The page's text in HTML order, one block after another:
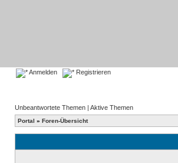
Anmelden Registrieren
Unbeantwortete Themen | Aktive Themen
Portal » Foren-Übersicht